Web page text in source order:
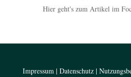
Hier geht's zum Artikel im
Impressum| Datenschutz|